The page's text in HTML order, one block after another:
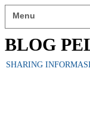
BLOG
SHARING